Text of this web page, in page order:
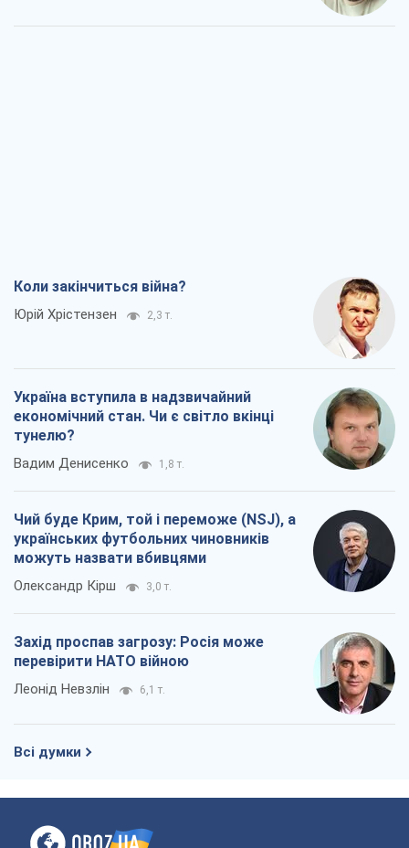
Коли закінчиться війна?
Юрій Хрістензен 2,3 т.
Україна вступила в надзвичайний
економічний стан. Чи є світло вкінці
тунелю?
Вадим Денисенко 1,8 т.
Чий буде Крим, той і переможе (NSJ), а
українських футбольних чиновників
можуть назвати вбивцями
Олександр Кірш 3,0 т.
Захід проспав загрозу: Росія може
перевірити НАТО війною
Леонід Невзлін 6,1 т.
Всі думки